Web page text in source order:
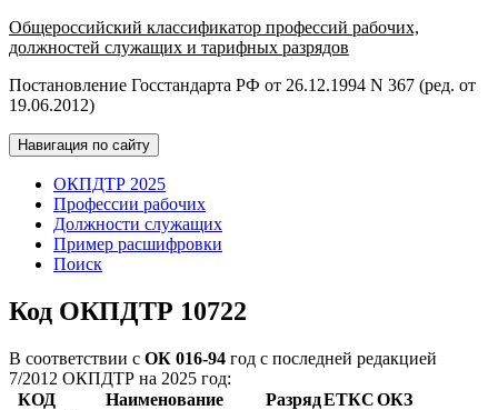
Общероссийский классификатор профессий рабочих,
должностей служащих и тарифных разрядов
Постановление Госстандарта РФ от 26.12.1994 N 367 (ред. от
19.06.2012)
Навигация по сайту
ОКПДТР 2025
Профессии рабочих
Должности служащих
Пример расшифровки
Поиск
Код ОКПДТР 10722
В соответствии с ОК 016-94 год с последней редакцией
7/2012 ОКПДТР на 2025 год:
КОД
Наименование РазрядЕТКСОКЗ